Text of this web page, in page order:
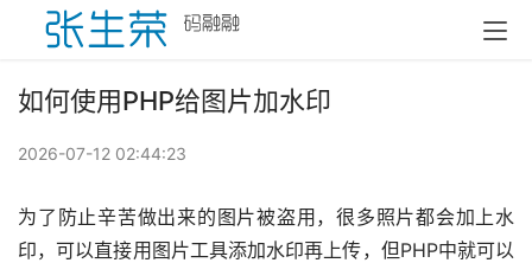
如何使用PHP给图片加水印
2026-07-12 02:44:23
为了防止辛苦做出来的图片被盗用，很多照片都会加上水
印，可以直接用图片工具添加水印再上传，但PHP中就可以